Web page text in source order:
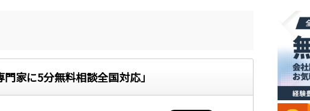
家に5分無料相談全国対応」